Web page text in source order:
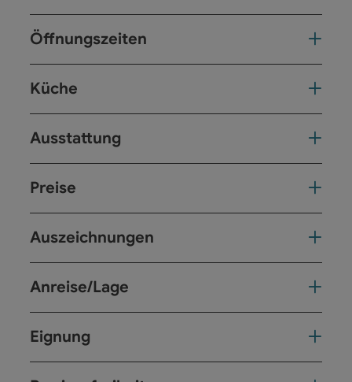
Öffnungszeiten
Küche
Ausstattung
Preise
Auszeichnungen
Anreise/Lage
Eignung